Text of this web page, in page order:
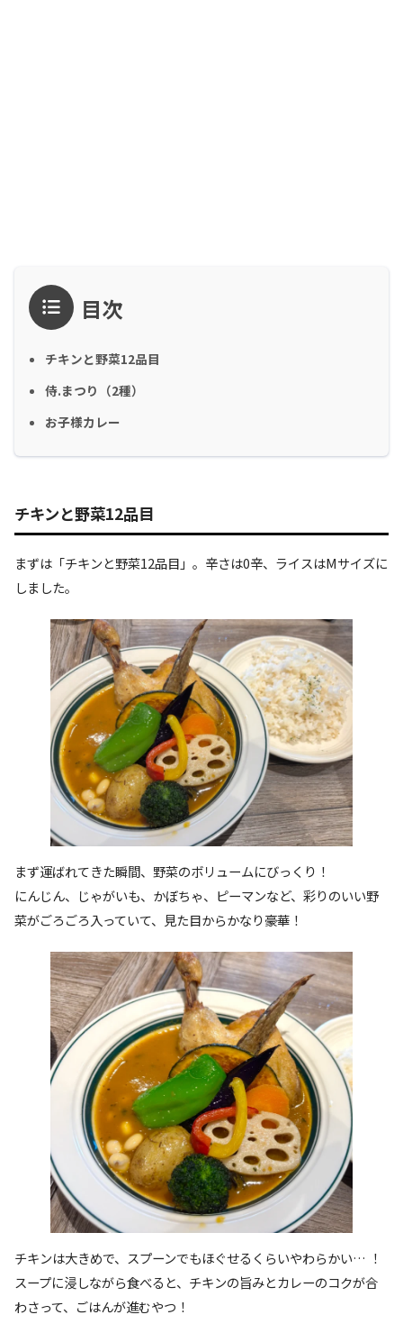
目次
チキンと野菜12品目
侍.まつり（2種）
お子様カレー
チキンと野菜12品目
まずは「チキンと野菜12品目」。辛さは0辛、ライスはMサイズに
しました。
まず運ばれてきた瞬間、野菜のボリュームにびっくり！
にんじん、じゃがいも、かぼちゃ、ピーマンなど、彩りのいい野
菜がごろごろ入っていて、見た目からかなり豪華！
チキンは大きめで、スプーンでもほぐせるくらいやわらかい… ！
スープに浸しながら食べると、チキンの旨みとカレーのコクが合
わさって、ごはんが進むやつ！